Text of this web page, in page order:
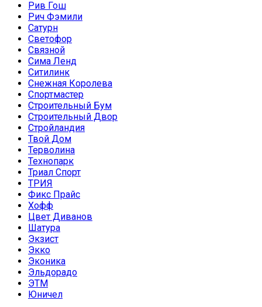
Рив Гош
Рич Фэмили
Сатурн
Светофор
Связной
Сима Ленд
Ситилинк
Снежная Королева
Спортмастер
Строительный Бум
Строительный Двор
Стройландия
Твой Дом
Терволина
Технопарк
Триал Спорт
ТРИЯ
Фикс Прайс
Хофф
Цвет Диванов
Шатура
Экзист
Экко
Эконика
Эльдорадо
ЭТМ
Юничел